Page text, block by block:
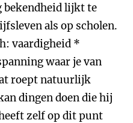
bekendheid lijkt te
als op scholen.
vaardigheid *
waar je van
roept natuurlijk
dingen doen die hij
zelf op dit punt